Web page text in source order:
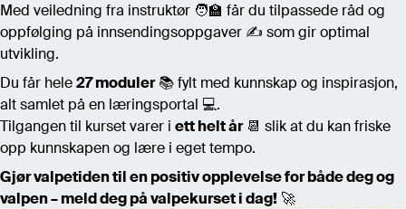
Med veiledning fra instruktør 🧑‍🏫 får du tilpassede råd og
oppfølging på innsendingsoppgaver ✍️ som gir optimal
utvikling.
Du får hele27 moduler📚 fylt med kunnskap og inspirasjon,
alt samlet på en læringsportal 💻.
Tilgangen til kurset varer i ett helt år📆 slik at du kan friske
opp kunnskapen og lære i eget tempo.
Gjør valpetiden til en positiv opplevelse for både deg og
valpen – meld deg på valpekurset i dag! 🚀